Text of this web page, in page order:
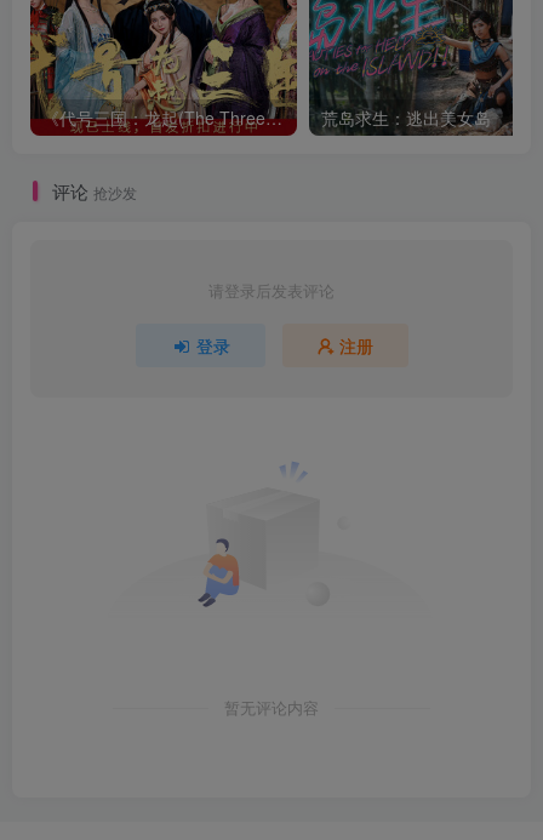
《代号三国：龙起(The Three Kingdoms: Rebirth)》|Build 22973501|中文|免安 荒岛求生：逃出美女岛
评论 抢沙发
请登录后发表评论
登录 注册
暂无评论内容